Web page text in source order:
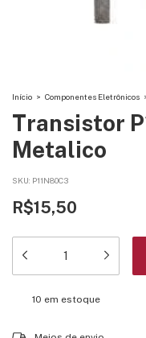
Início > Componentes Eletrônicos
Transistor
Metalico
SKU: P11N80C3
R$15,50
10 em estoque
Entregas para o CEP: